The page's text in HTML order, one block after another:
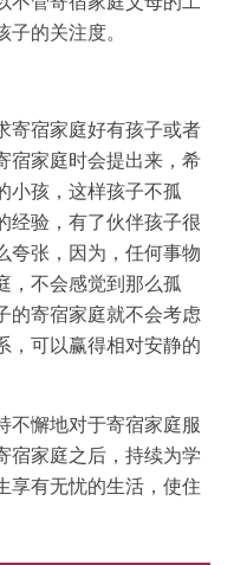
的关注度。
寄宿家庭好有孩子或者
宿家庭时会提出来，希
小孩，这样孩子不孤
经验，有了伙伴孩子很
夸张，因为，任何事物
，不会感觉到那么孤
的寄宿家庭就不会考虑
，可以赢得相对安静的
不懈地对于寄宿家庭服
宿家庭之后，持续为学
享有无忧的生活，使住